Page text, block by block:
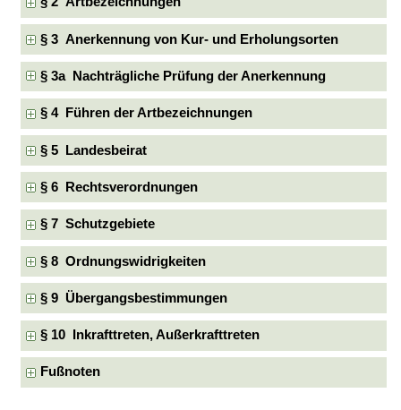
§ 3 Anerkennung von Kur- und Erholungsorten
§ 3a Nachträgliche Prüfung der Anerkennung
§ 4 Führen der Artbezeichnungen
§ 5 Landesbeirat
§ 6 Rechtsverordnungen
§ 7 Schutzgebiete
§ 8 Ordnungswidrigkeiten
§ 9 Übergangsbestimmungen
§ 10 Inkrafttreten, Außerkrafttreten
Fußnoten